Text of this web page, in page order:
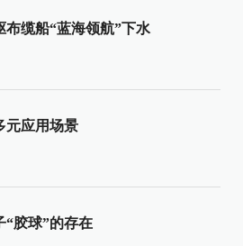
布缆船“蓝海领航”下水
元应用场景
“胶球”的存在